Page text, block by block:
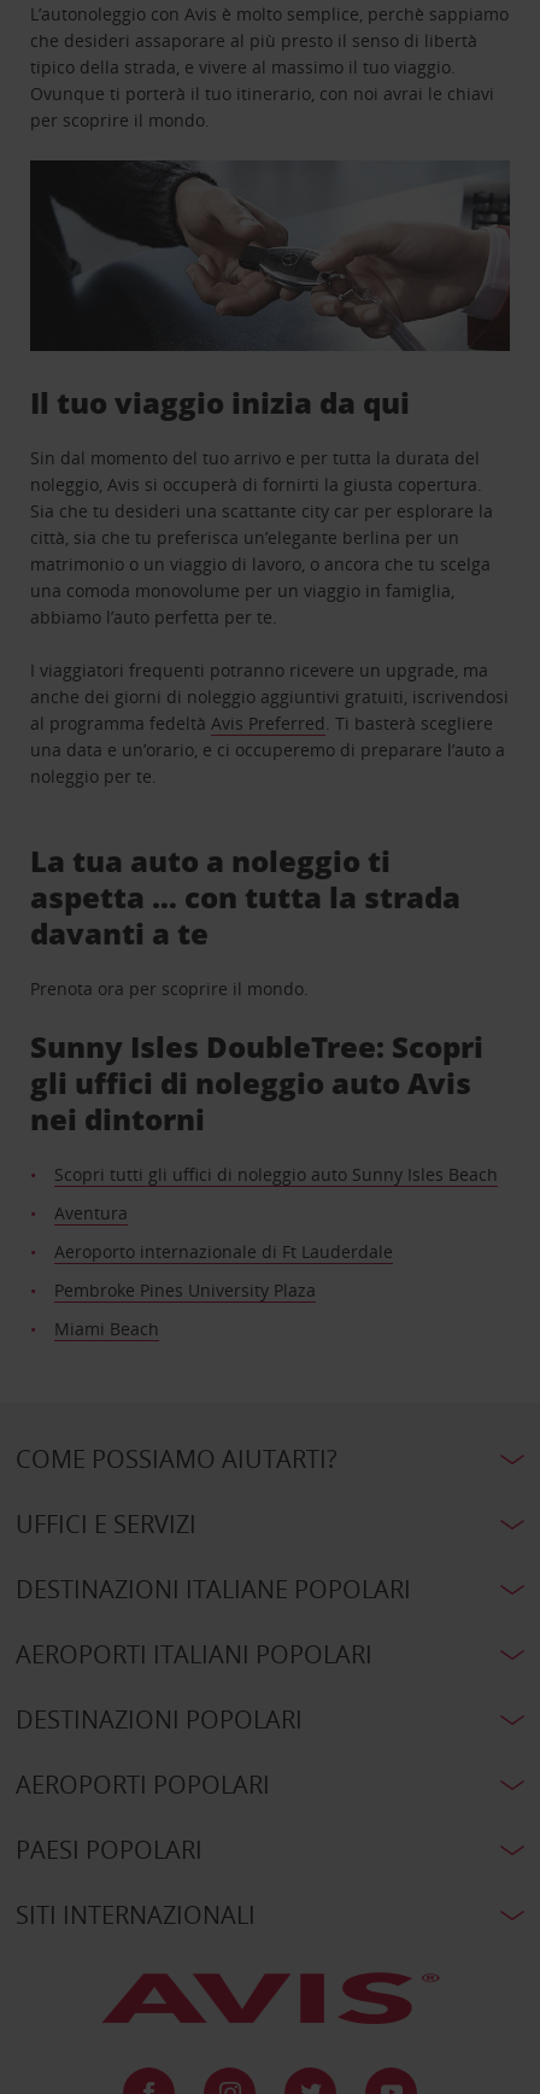
L’autonoleggio con Avis è molto semplice, perchè sappiamo
che desideri assaporare al più presto il senso di libertà
tipico della strada, e vivere al massimo il tuo viaggio.
Ovunque ti porterà il tuo itinerario, con noi avrai le chiavi
per scoprire il mondo.
Il tuo viaggio inizia da qui
Sin dal momento del tuo arrivo e per tutta la durata del
noleggio, Avis si occuperà di fornirti la giusta copertura.
Sia che tu desideri una scattante city car per esplorare la
città, sia che tu preferisca un’elegante berlina per un
matrimonio o un viaggio di lavoro, o ancora che tu scelga
una comoda monovolume per un viaggio in famiglia,
abbiamo l’auto perfetta per te.
I viaggiatori frequenti potranno ricevere un upgrade, ma
anche dei giorni di noleggio aggiuntivi gratuiti, iscrivendosi
al programma fedeltàAvis Preferred. Ti basterà scegliere
una data e un’orario, e ci occuperemo di preparare l’auto a
noleggio per te.
La tua auto a noleggio ti
aspetta … con tutta la strada
davanti a te
Prenota ora per scoprire il mondo.
Sunny Isles DoubleTree: Scopri
gli uffici di noleggio auto Avis
nei dintorni
Scopri tutti gli uffici di noleggio auto Sunny Isles Beach
Aventura
Aeroporto internazionale di Ft Lauderdale
Pembroke Pines University Plaza
Miami Beach
COME POSSIAMO AIUTARTI?
UFFICI E SERVIZI
DESTINAZIONI ITALIANE POPOLARI
AEROPORTI ITALIANI POPOLARI
DESTINAZIONI POPOLARI
AEROPORTI POPOLARI
PAESI POPOLARI
SITI INTERNAZIONALI